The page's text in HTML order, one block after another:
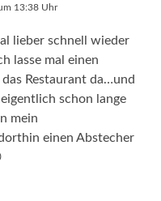
13:38 Uhr
lieber schnell wieder
lasse mal einen
Restaurant da…und
schon lange
mein
einen Abstecher